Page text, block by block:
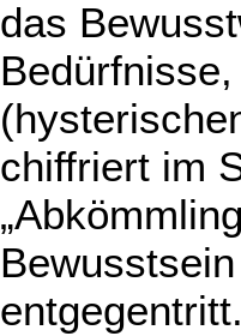
das
chiffriert im